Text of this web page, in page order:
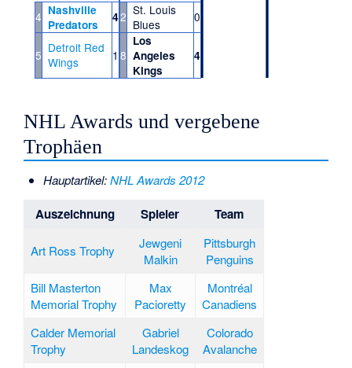
4 Nashville
Predators
42 St. Louis
Blues
0
5 Detroit Red
Wings
1 8
Los
Angeles
Kings
4
NHL Awards und vergebene
Trophäen
Hauptartikel:NHL Awards 2012
Auszeichnung Spieler Team
Art Ross Trophy
Jewgeni
Malkin
Pittsburgh
Penguins
Bill Masterton
Memorial Trophy
Max
Pacioretty
Montréal
Canadiens
Calder Memorial
Trophy
Gabriel
Landeskog
Colorado
Avalanche